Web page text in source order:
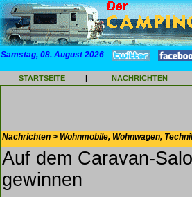
Samstag, 08. August 2026
STARTSEITE | NACHRICHTEN
Nachrichten > Wohnmobile, Wohnwagen,
Auf dem Caravan-
gewinnen